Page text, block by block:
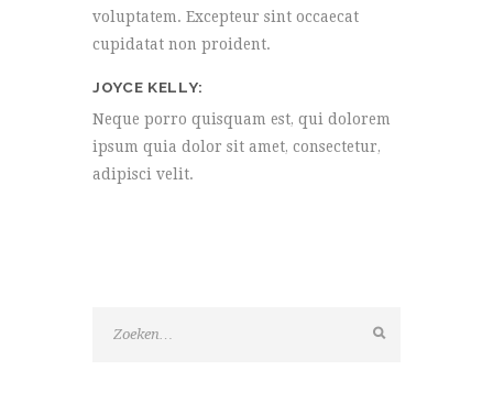
voluptatem. Excepteur sint occaecat
cupidatat non proident.
JOYCE KELLY
Neque porro quisquam est, qui dolorem
ipsum quia dolor sit amet, consectetur,
adipisci velit.